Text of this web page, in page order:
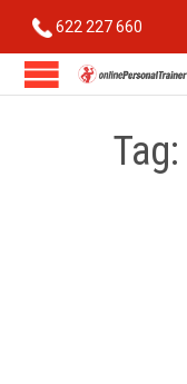
622 227 660
Tag: